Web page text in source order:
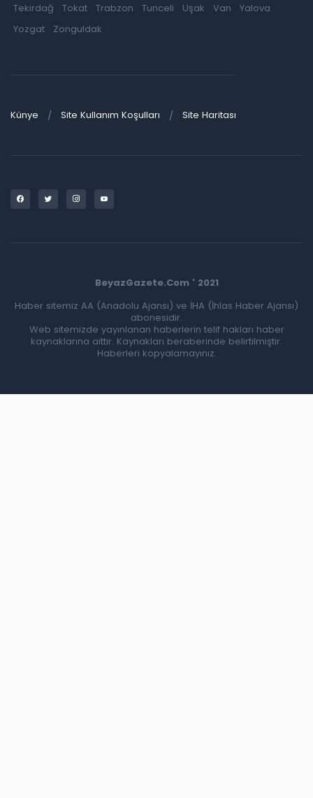
Tekirdağ
Tokat Trabzon Tunceli Uşak Van
Yalova
Yozgat
Zonguldak
Künye Site Kullanım Koşulları Site Haritası
BeyazGazete.Com ' 2021
Haber sitemiz AA (Anadolu Ajansı) ve İHA (İhlas Haber Ajansı)
abonesidir.
Web sitemizde yayınlanan haberlerin telif hakları haber
kaynaklarına aittir. Kaynakları beraberinde belirtilmiştir.
Haberleri kopyalamayınız.